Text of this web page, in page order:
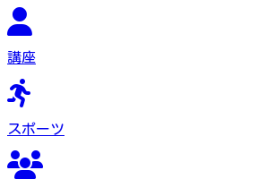
講座
スポーツ